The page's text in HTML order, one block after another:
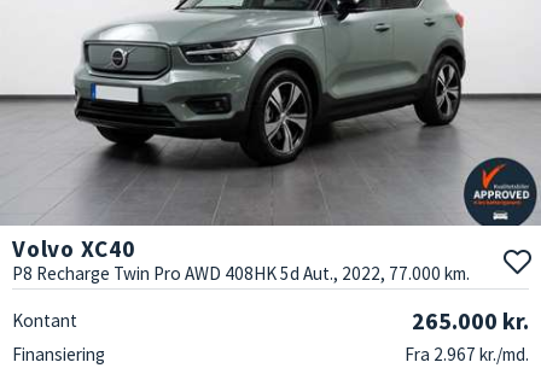
Volvo XC40
P8 Recharge Twin Pro AWD 408HK 5d Aut., 2022, 77.000 km.
Kontant 265.000 kr.
Finansiering
Fra 2.967 kr./md.